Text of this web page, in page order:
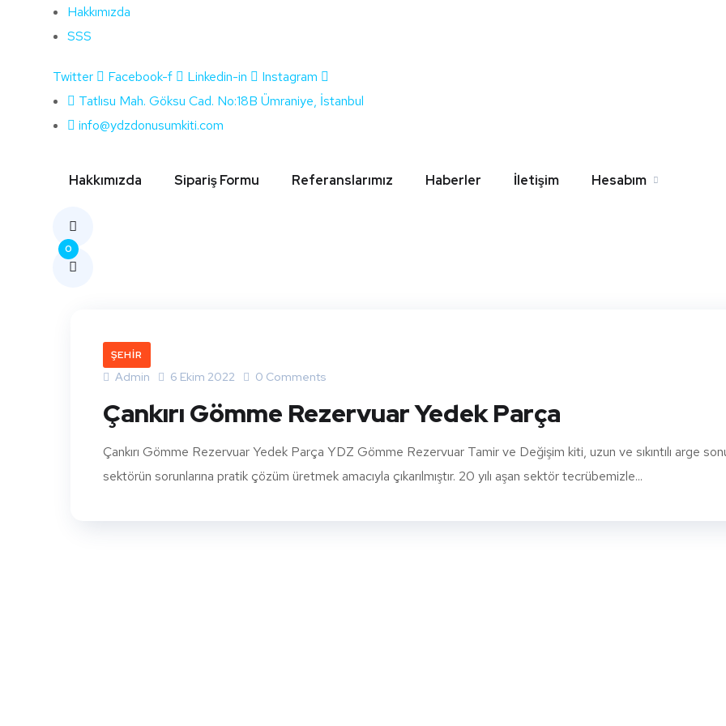
Hakkımızda
SSS
Twitter Facebook-f Linkedin-in
Instagram
Tatlısu Mah. Göksu Cad. No:18B Ümraniye, İstanbul
info@ydzdonusumkiti.com
Hakkımızda Sipariş Formu Referanslarımız Haberler İletişim Hesabım
0
Etiket:Çankırı Jomo Gömme
ŞEHIR
Admin 6 Ekim 2022 0 Comments
Çankırı Gömme Rezervuar Yedek Parça
Çankırı Gömme Rezervuar Yedek Parça YDZ Gömme Rezervuar Tamir ve Değişim kiti, uzun ve sıkıntılı arge
sektörün sorunlarına pratik çözüm üretmek amacıyla çıkarılmıştır. 20 yılı aşan sektör tecrübemizle...